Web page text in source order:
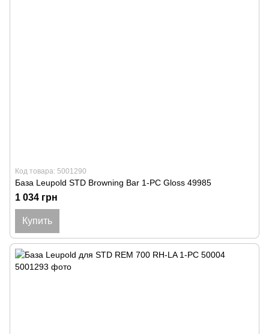
Код товара: 5001290
База Leupold STD Browning Bar 1-PC Gloss 49985
1 034 грн
Купить